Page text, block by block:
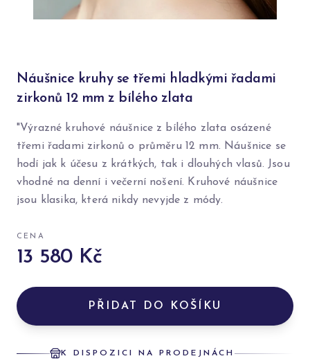
Náušnice kruhy se třemi hladkými řadami
zirkonů 12 mm z bílého zlata
"Výrazné kruhové náušnice z bílého zlata osázené
třemi řadami zirkonů o průměru 12 mm. Náušnice se
hodí jak k účesu z krátkých, tak i dlouhých vlasů. Jsou
vhodné na denní i večerní nošení. Kruhové náušnice
jsou klasika, která nikdy nevyjde z módy.
CENA
13 580 Kč
PŘIDAT DO KOŠÍKU
K DISPOZICI NA PRODEJNÁCH